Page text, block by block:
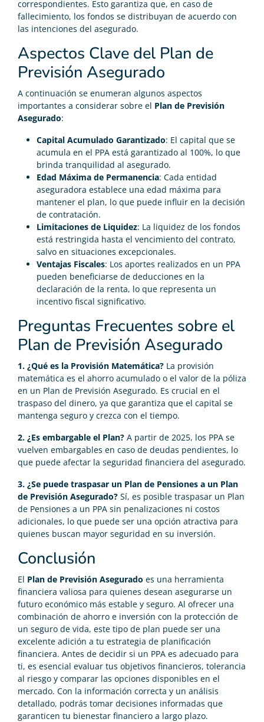
correspondientes. Esto garantiza que, en caso de
fallecimiento, los fondos se distribuyan de acuerdo con
las intenciones del asegurado.
Aspectos Clave del Plan de
Previsión Asegurado
A continuación se enumeran algunos aspectos
importantes a considerar sobre el Plan de Previsión
Asegurado:
Capital Acumulado Garantizado: El capital que se
acumula en el PPA está garantizado al 100%, lo que
brinda tranquilidad al asegurado.
Edad Máxima de Permanencia: Cada entidad
aseguradora establece una edad máxima para
mantener el plan, lo que puede influir en la decisión
de contratación.
Limitaciones de Liquidez: La liquidez de los fondos
está restringida hasta el vencimiento del contrato,
salvo en situaciones excepcionales.
Ventajas Fiscales: Los aportes realizados en un PPA
pueden beneficiarse de deducciones en la
declaración de la renta, lo que representa un
incentivo fiscal significativo.
Preguntas Frecuentes sobre el
Plan de Previsión Asegurado
1. ¿Qué es la Provisión Matemática? La provisión
matemática es el ahorro acumulado o el valor de la póliza
en un Plan de Previsión Asegurado. Es crucial en el
traspaso del dinero, ya que garantiza que el capital se
mantenga seguro y crezca con el tiempo.
2. ¿Es embargable el Plan? A partir de 2025, los PPA se
vuelven embargables en caso de deudas pendientes, lo
que puede afectar la seguridad financiera del asegurado.
3. ¿Se puede traspasar un Plan de Pensiones a un Plan
de Previsión Asegurado? Sí, es posible traspasar un Plan
de Pensiones a un PPA sin penalizaciones ni costos
adicionales, lo que puede ser una opción atractiva para
quienes buscan mayor seguridad en su inversión.
Conclusión
El Plan de Previsión Asegurado es una herramienta
financiera valiosa para quienes desean asegurarse un
futuro económico más estable y seguro. Al ofrecer una
combinación de ahorro e inversión con la protección de
un seguro de vida, este tipo de plan puede ser una
excelente adición a tu estrategia de planificación
financiera. Antes de decidir si un PPA es adecuado para
ti, es esencial evaluar tus objetivos financieros, tolerancia
al riesgo y comparar las opciones disponibles en el
mercado. Con la información correcta y un análisis
detallado, podrás tomar decisiones informadas que
garanticen tu bienestar financiero a largo plazo.